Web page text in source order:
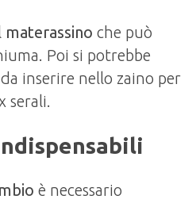
materassino che può
Poi si potrebbe
da inserire nello zaino per
serali.
è necessario